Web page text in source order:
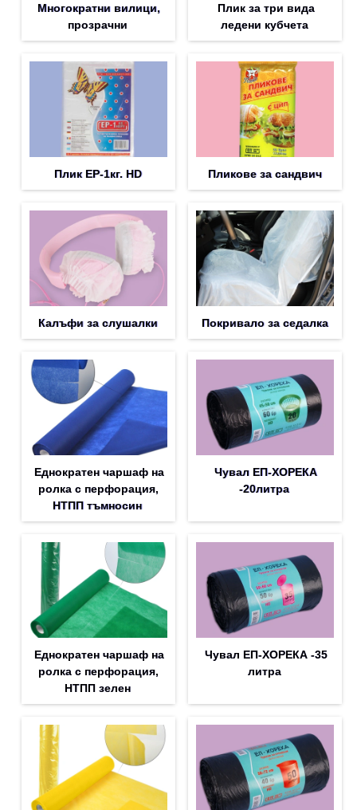
Многократни вилици,
прозрачни
Плик за три вида
ледени кубчета
Плик EP-1кг. HD Пликове за сандвич
Калъфи за слушалки Покривало за седалка
Еднократен чаршаф на
ролка с перфорация,
НТПП тъмносин
Чувал ЕП-ХОРЕКА
-20литра
Еднократен чаршаф на
ролка с перфорация,
НТПП зелен
Чувал ЕП-ХОРЕКА -35
литра